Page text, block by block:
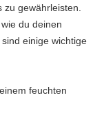
gewährleisten.
du deinen
einige wichtige
feuchten